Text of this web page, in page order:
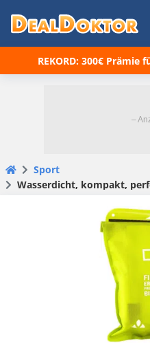
REKORD: 300€
Sport
Wasserdicht, kompakt, perfekt beim Biken oder